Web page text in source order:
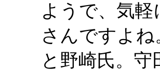
ようで、気
さんですよ
と野崎氏。